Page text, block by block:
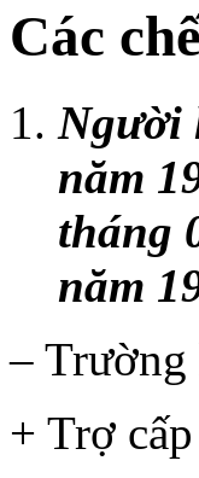
Các
Người
năm
tháng
năm
– Trường
+ Trợ